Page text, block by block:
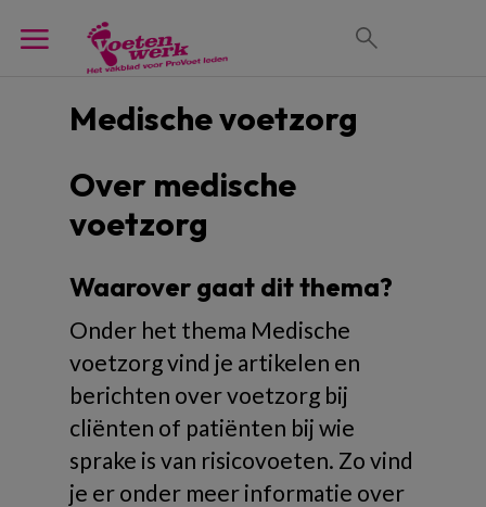
Medische voetzorg
Over medische
voetzorg
Waarover gaat dit thema?
Onder het thema Medische
voetzorg vind je artikelen en
berichten over voetzorg bij
cliënten of patiënten bij wie
sprake is van risicovoeten. Zo vind
je er onder meer informatie over